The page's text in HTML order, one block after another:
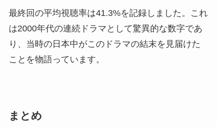
最終回の平均視聴率は41.3%を記録しました。これ
は2000年代の連続ドラマとして驚異的な数字であ
り、当時の日本中がこのドラマの結末を見届けた
ことを物語っています。
まとめ